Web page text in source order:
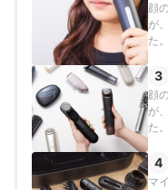
顔
が
た。
3
顔
が
た。
4
マ